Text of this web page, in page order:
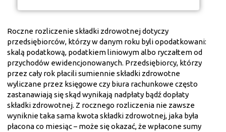
Roczne rozliczenie składki zdrowotnej dotyczy
przedsiębiorców, którzy w danym roku byli opodatkowani:
skalą podatkową, podatkiem liniowym albo ryczałtem od
przychodów ewidencjonowanych. Przedsiębiorcy, którzy
przez cały rok płacili sumiennie składki zdrowotne
wyliczane przez księgowe czy biura rachunkowe często
zastanawiają się skąd wynikają nadpłaty bądź dopłaty
składki zdrowotnej. Z rocznego rozliczenia nie zawsze
wyniknie taka sama kwota składki zdrowotnej, jaka była
płacona co miesiąc – może się okazać, że wpłacone sumy